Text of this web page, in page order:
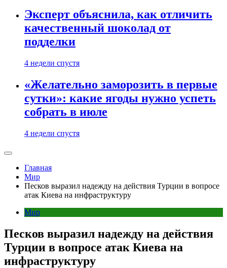
Эксперт объяснила, как отличить
качественный шоколад от
подделки
4 недели спустя
«Желательно заморозить в первые
сутки»: какие ягоды нужно успеть
собрать в июле
4 недели спустя
Главная
Мир
Песков выразил надежду на действия Турции в вопросе
атак Киева на инфраструктуру
Мир
Песков выразил надежду на действия
Турции в вопросе атак Киева на
инфраструктуру